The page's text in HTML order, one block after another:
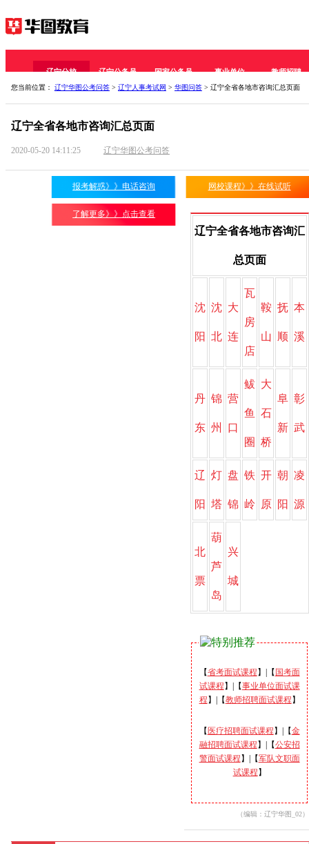
辽宁分校 辽宁公务员 国家公务员 事业单位 教师招聘
医疗招聘 金融招聘 公安招警 军队文职 教师资格证
您当前位置： 辽宁华图公考问答 > 辽宁人事考试网 > 华图问答 > 辽宁全省各地市咨询汇总页面
辽宁全省各地市咨询汇总页面
2020-05-20 14:11:25 辽宁华图公考问答
报考解惑》》电话咨询 网校课程》》在线试听
了解更多》》点击查看
辽宁全省各地市咨询汇
总页面
沈
阳
沈
北
大
连
瓦
房
店
鞍
山
抚
顺
本
溪
丹
东
锦
州
营
口
鲅
鱼
圈
大
石
桥
阜
新
彰
武
辽
阳
灯
塔
盘
锦
铁
岭
开
原
朝
阳
凌
源
北
票
葫
芦
岛
兴
城
【省考面试课程】|【国考面
试课程】|【事业单位面试课
程】|【教师招聘面试课程】
【医疗招聘面试课程】|【金
融招聘面试课程】|【公安招
警面试课程】|【军队文职面
试课程】
（编辑：辽宁华图_02）